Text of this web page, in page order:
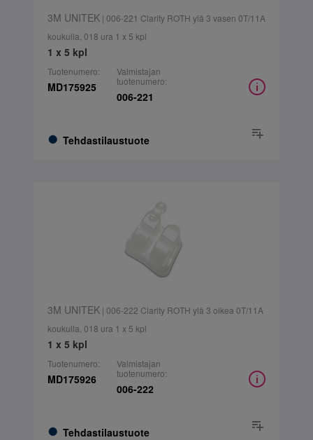
3M UNITEK| 006-221 Clarity ROTH ylä 3 vasen 0T/11A
koukulla, 018 ura 1 x 5 kpl
1 x 5 kpl
Tuotenumero:
MD175925
Tehdastilaustuote
Valmistajan
tuotenumero:
006-221
3M UNITEK| 006-222 Clarity ROTH ylä 3 oikea 0T/11A
koukulla, 018 ura 1 x 5 kpl
1 x 5 kpl
Tuotenumero:
MD175926
Tehdastilaustuote
Valmistajan
tuotenumero:
006-222